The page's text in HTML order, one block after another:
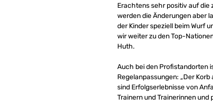
Erachtens sehr positiv auf die
werden die Änderungen aber
der Kinder speziell beim Wurf
wir weiter zu den Top-
Huth.
Auch bei den Profistandorten
Regelanpassungen: „Der
sind Erfolgserlebnisse von
Trainern und Trainerinnen